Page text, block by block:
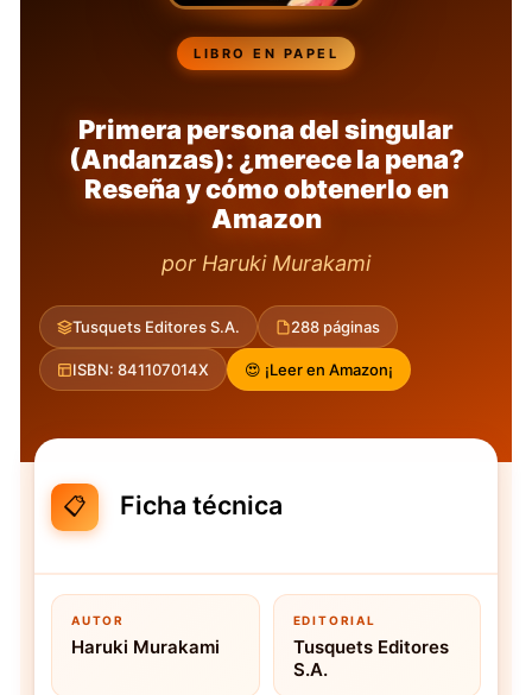
LIBRO EN PAPEL
Primera persona del singular
(Andanzas): ¿merece la pena?
Reseña y cómo obtenerlo en
Amazon
por Haruki Murakami
Tusquets Editores S.A. 288 páginas
ISBN: 841107014X 😍 ¡Leer en Amazon¡
📋 Ficha técnica
AUTOR
Haruki Murakami
EDITORIAL
Tusquets Editores
S.A.